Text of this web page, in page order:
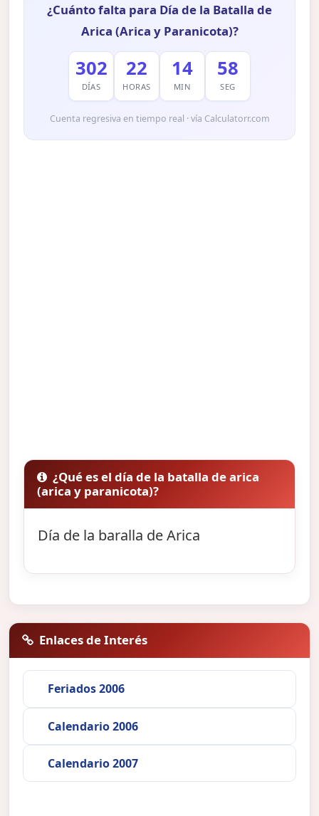
¿Cuánto falta para Día de la Batalla de
Arica (Arica y Paranicota)?
302
DÍAS
22
HORAS
14
MIN
57
SEG
Cuenta regresiva en tiempo real · vía Calculatorr.com
¿Qué es el día de la batalla de arica
(arica y paranicota)?
Día de la baralla de Arica
Enlaces de Interés
Feriados 2006
Calendario 2006
Calendario 2007